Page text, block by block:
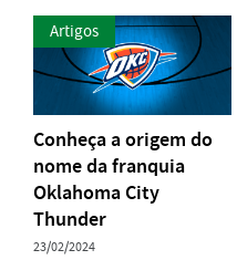
Artigos
Conheça a origem do
nome da franquia
Oklahoma City
Thunder
23/02/2024